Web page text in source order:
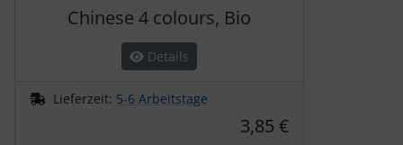
Chinese 4 colours, Bio
Details
Lieferzeit: 5-6 Arbeitstage
3,85 €